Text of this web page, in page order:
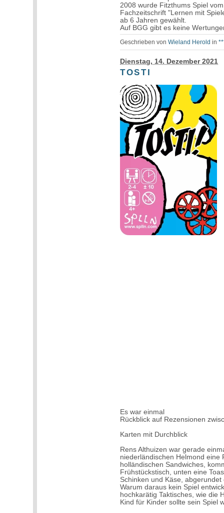
2008 wurde Fitzthums Spiel
Fachzeitschrift "Lernen mit
ab 6 Jahren gewählt.
Auf BGG gibt es keine
Geschrieben vonWieland Herold in
Dienstag, 14. Dezember 2021
TOSTI
Es war einmal
Rückblick auf Rezensionen
Karten mit Durchblick
Rens Althuizen war gerade
niederländischen Helmond eine
holländischen Sandwiches,
Frühstückstisch, unten eine
Schinken und Käse,
Warum daraus kein Spiel
hochkarätig Taktisches, wie die
Kind für Kinder sollte sein Spiel